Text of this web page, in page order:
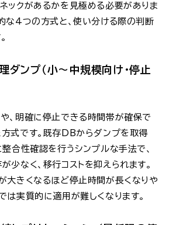
ックがあるかを見極める必要がありま
な4つの方式と、使い分ける際の判断
ダンプ（小～中規模向け・停止
、明確に停止できる時間帯が確保で
式です。既存DBからダンプを取得
整合性確認を行うシンプルな手法で、
少なく、移行コストを抑えられます。
大きくなるほど停止時間が長くなりや
は実質的に適用が難しくなります。